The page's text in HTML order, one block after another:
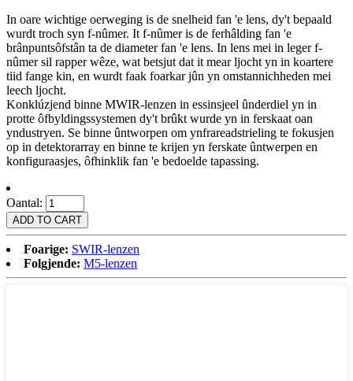
In oare wichtige oerweging is de snelheid fan 'e lens, dy't bepaald
wurdt troch syn f-nûmer. It f-nûmer is de ferhâlding fan 'e
brânpuntsôfstân ta de diameter fan 'e lens. In lens mei in leger f-
nûmer sil rapper wêze, wat betsjut dat it mear ljocht yn in koartere
tiid fange kin, en wurdt faak foarkar jûn yn omstannichheden mei
leech ljocht.
Konklúzjend binne MWIR-lenzen in essinsjeel ûnderdiel yn in
protte ôfbyldingssystemen dy't brûkt wurde yn in ferskaat oan
yndustryen. Se binne ûntworpen om ynfrareadstrieling te fokusjen
op in detektorarray en binne te krijen yn ferskate ûntwerpen en
konfiguraasjes, ôfhinklik fan 'e bedoelde tapassing.
Oantal:
Foarige: SWIR-lenzen
Folgjende: M5-lenzen